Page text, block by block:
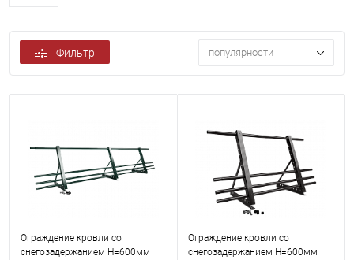
Фильтр популярности
Ограждение кровли со
снегозадержанием H=600мм
Ограждение кровли со
снегозадержанием H=600мм